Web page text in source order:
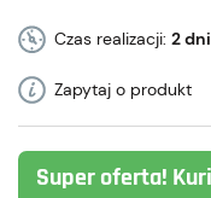
Czas realizacji: 2 dni
Zapytaj o produkt
Super oferta!